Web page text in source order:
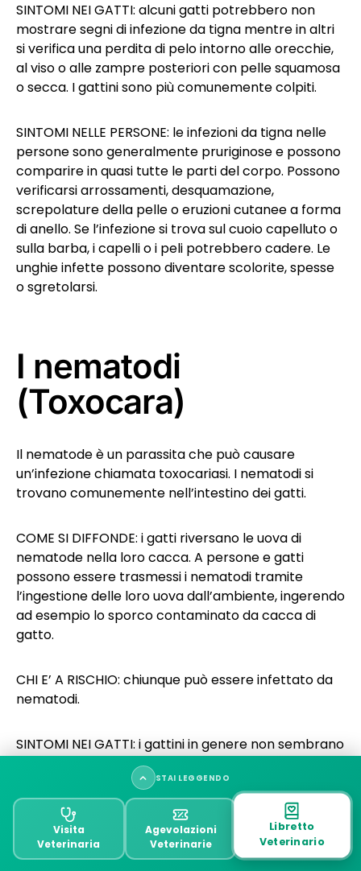
SINTOMI NEI GATTI: alcuni gatti potrebbero non
mostrare segni di infezione da tigna mentre in altri
si verifica una perdita di pelo intorno alle orecchie,
al viso o alle zampre posteriori con pelle squamosa
o secca. I gattini sono più comunemente colpiti.
SINTOMI NELLE PERSONE: le infezioni da tigna nelle
persone sono generalmente pruriginose e possono
comparire in quasi tutte le parti del corpo. Possono
verificarsi arrossamenti, desquamazione,
screpolature della pelle o eruzioni cutanee a forma
di anello. Se l’infezione si trova sul cuoio capelluto o
sulla barba, i capelli o i peli potrebbero cadere. Le
unghie infette possono diventare scolorite, spesse
o sgretolarsi.
I nematodi
(Toxocara)
Il nematode è un parassita che può causare
un’infezione chiamata toxocariasi. I nematodi si
trovano comunemente nell’intestino dei gatti.
COME SI DIFFONDE: i gatti riversano le uova di
nematode nella loro cacca. A persone e gatti
possono essere trasmessi i nematodi tramite
l’ingestione delle loro uova dall’ambiente, ingerendo
ad esempio lo sporco contaminato da cacca di
gatto.
CHI E’ A RISCHIO: chiunque può essere infettato da
nematodi.
SINTOMI NEI GATTI: i gattini in genere non sembrano
malati ma quelli che manifestano i sintomi
potrebbero avere lieve diarrea, disidratazione, un
pelo ruvido e un aspetto panciuto.
SINTOMI NELLE PERSONE: ci sono due tipi di malattie
causate dai nematodi nelle persone. La toxocariasi
STAI LEGGENDO
Campilobatteriosi (Campylobacter)
Malattia da graffio (Bartonella henselae)
Visita
Veterinaria
Agevolazioni
Veterinarie
Libretto
Veterinario